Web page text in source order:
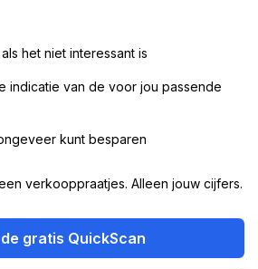
het niet interessant is
indicatie van de voor jou passende
kunt besparen
verkooppraatjes. Alleen jouw cijfers.
gratis QuickScan